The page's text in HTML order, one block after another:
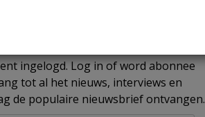
ingelogd. Log in of word abonnee
tot al het nieuws, interviews en
de populaire nieuwsbrief ontvangen.